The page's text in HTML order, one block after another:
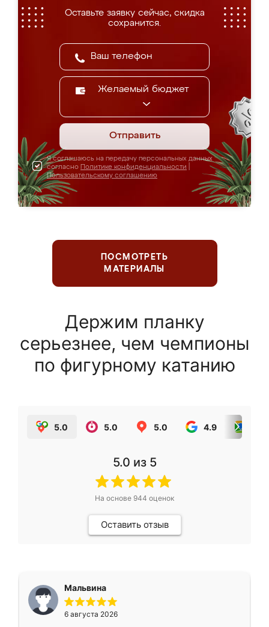
Оставьте заявку сейчас, скидка
сохранится.
Желаемый бюджет
Отправить
Я соглашаюсь на передачу персональных данных
согласно Политике конфиденциальности
Пользовательскому соглашению
ПОСМОТРЕТЬ
МАТЕРИАЛЫ
Держим планку
серьезнее, чем чемпионы
по фигурному катанию
5.0 5.0 5.0 4.9
5.0 из 5
На основе 944 оценок
Оставить отзыв
Мальвина
6 августа 2026